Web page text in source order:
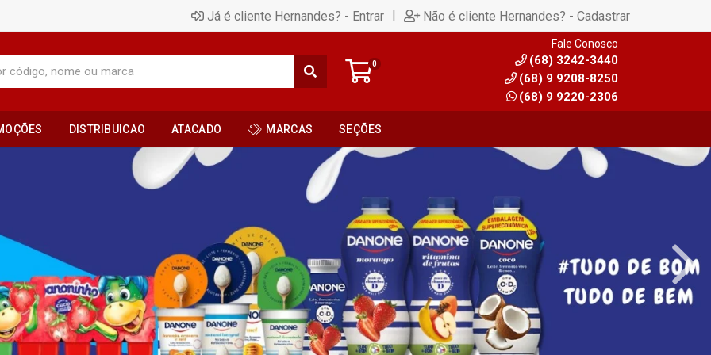
Já é cliente Hernandes? - Entrar | Não é cliente Hernandes? - Cadastrar
0
Fale Conosco
(68) 3242-3440
(68) 9 9208-8250
(68) 9 9220-2306
DISTRIBUICAO ATACADO MARCAS SEÇÕES